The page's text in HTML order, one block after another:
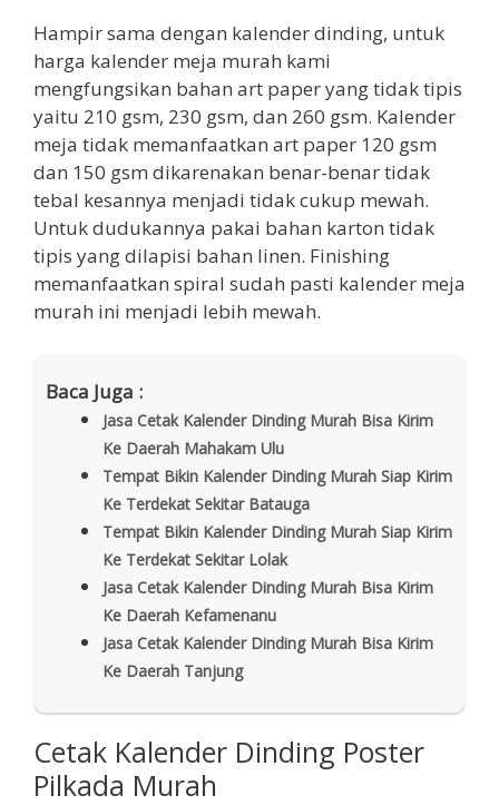
Hampir sama dengan kalender dinding, untuk
harga kalender meja murah kami
mengfungsikan bahan art paper yang tidak tipis
yaitu 210 gsm, 230 gsm, dan 260 gsm. Kalender
meja tidak memanfaatkan art paper 120 gsm
dan 150 gsm dikarenakan benar-benar tidak
tebal kesannya menjadi tidak cukup mewah.
Untuk dudukannya pakai bahan karton tidak
tipis yang dilapisi bahan linen. Finishing
memanfaatkan spiral sudah pasti kalender meja
murah ini menjadi lebih mewah.
Baca Juga :
Jasa Cetak Kalender Dinding Murah Bisa Kirim
Ke Daerah Mahakam Ulu
Tempat Bikin Kalender Dinding Murah Siap Kirim
Ke Terdekat Sekitar Batauga
Tempat Bikin Kalender Dinding Murah Siap Kirim
Ke Terdekat Sekitar Lolak
Jasa Cetak Kalender Dinding Murah Bisa Kirim
Ke Daerah Kefamenanu
Jasa Cetak Kalender Dinding Murah Bisa Kirim
Ke Daerah Tanjung
Cetak Kalender Dinding Poster
Pilkada Murah